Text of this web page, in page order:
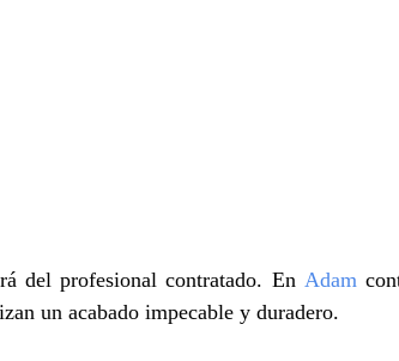
del profesional contratado. En Adam
un acabado impecable y duradero.